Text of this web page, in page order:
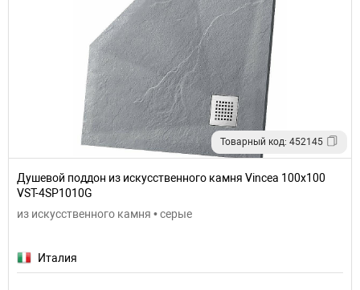
Товарный код: 452145
Душевой поддон из искусственного камня Vincea 100х100
VST-4SP1010G
из искусственного камня • серые
Италия